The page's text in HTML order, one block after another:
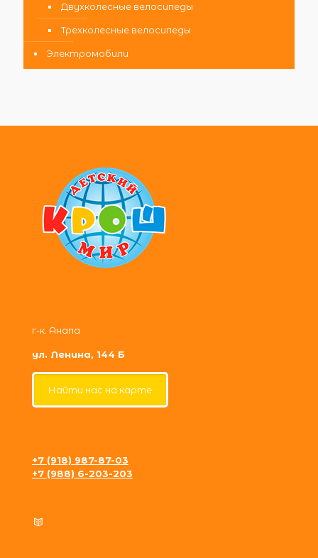
Двухколесные велосипеды
Трехколесные велосипеды
Электромобили
г-к. Анапа
ул. Ленина, 144 Б
Найти нас на карте
+7 (918) 987-87-03
+7 (988) 6-203-203